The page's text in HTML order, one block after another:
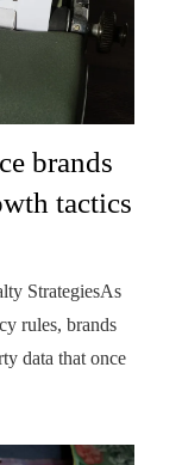
brands
tactics
StrategiesAs
rules, brands
data that once